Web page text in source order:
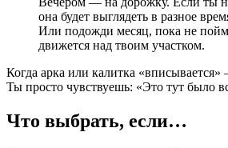
она будет выглядеть в разное
Или подожди месяц, пока не
движется над твоим участком.
Когда арка или калитка
Ты просто чувствуешь: «Это тут было
Что выбрать, если…